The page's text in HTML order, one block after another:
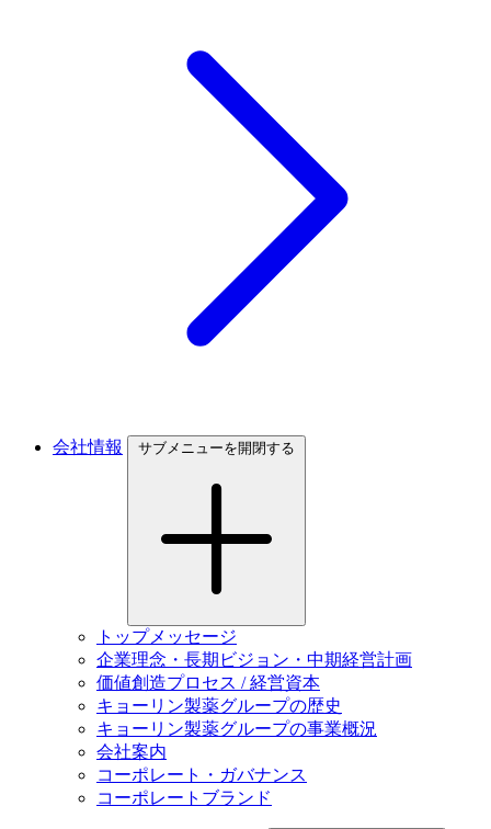
会社情報 サブメニューを開閉する
トップメッセージ
企業理念・長期ビジョン・中期経営計画
価値創造プロセス / 経営資本
キョーリン製薬グループの歴史
キョーリン製薬グループの事業概況
会社案内
コーポレート・ガバナンス
コーポレートブランド